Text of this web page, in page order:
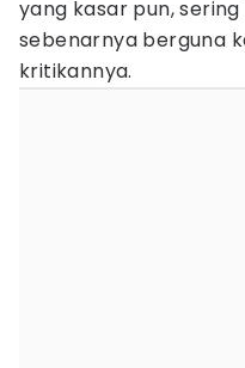
yang kasar pun,
sebenarnya berguna
kritikannya.